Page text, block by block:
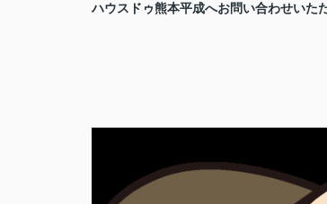
ハウスドゥ熊本平成へお問い合わせいた